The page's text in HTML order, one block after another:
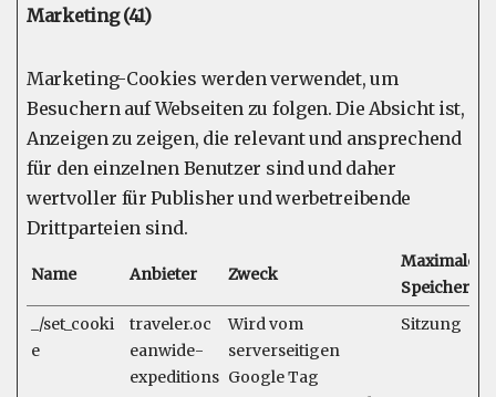
Marketing (41)
Marketing-Cookies werden verwendet, um
Besuchern auf Webseiten zu folgen. Die Absicht ist,
Anzeigen zu zeigen, die relevant und ansprechend
für den einzelnen Benutzer sind und daher
wertvoller für Publisher und werbetreibende
Drittparteien sind.
Name Anbieter Zweck
Maximale
_/set_cooki
e
traveler.oc
eanwide-
expeditions
Wird vom
serverseitigen
Google Tag
Sitzung